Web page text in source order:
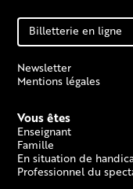
Billetterie en ligne
Newsletter
Mentions légales
Vous êtes
Enseignant
Famille
En situation de
Professionnel du